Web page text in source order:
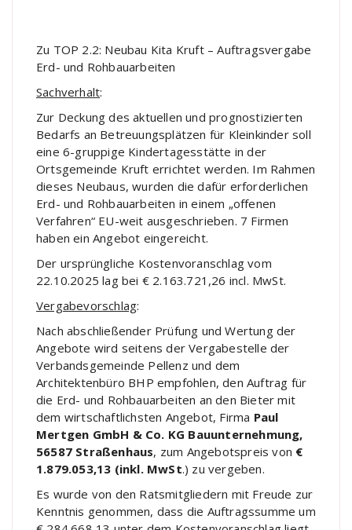
Zu TOP 2.2: Neubau Kita Kruft – Auftragsvergabe
Erd- und Rohbauarbeiten
Sachverhalt:
Zur Deckung des aktuellen und prognostizierten
Bedarfs an Betreuungsplätzen für Kleinkinder soll
eine 6-gruppige Kindertagesstätte in der
Ortsgemeinde Kruft errichtet werden. Im Rahmen
dieses Neubaus, wurden die dafür erforderlichen
Erd- und Rohbauarbeiten in einem „offenen
Verfahren“ EU-weit ausgeschrieben. 7 Firmen
haben ein Angebot eingereicht.
Der ursprüngliche Kostenvoranschlag vom
22.10.2025 lag bei € 2.163.721,26 incl. MwSt.
Vergabevorschlag:
Nach abschließender Prüfung und Wertung der
Angebote wird seitens der Vergabestelle der
Verbandsgemeinde Pellenz und dem
Architektenbüro BHP empfohlen, den Auftrag für
die Erd- und Rohbauarbeiten an den Bieter mit
dem wirtschaftlichsten Angebot, Firma Paul
Mertgen GmbH & Co. KG Bauunternehmung,
56587 Straßenhaus, zum Angebotspreis von €
1.879.053,13 (inkl. MwSt.) zu vergeben.
Es wurde von den Ratsmitgliedern mit Freude zur
Kenntnis genommen, dass die Auftragssumme um